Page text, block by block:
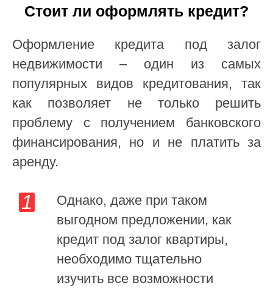
Стоит ли оформлять кредит?
Оформление кредита под залог
недвижимости – один из самых
популярных видов кредитования, так
как позволяет не только решить
проблему с получением банковского
финансирования, но и не платить за
аренду.
Однако, даже при таком
выгодном предложении, как
кредит под залог квартиры,
необходимо тщательно
изучить все возможности